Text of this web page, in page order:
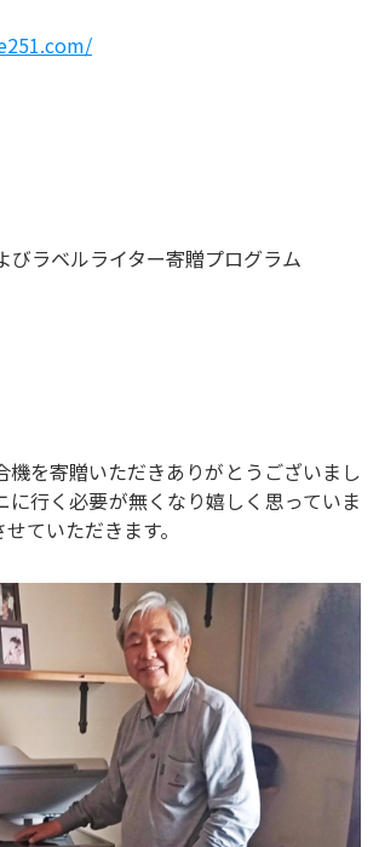
びラベルライター寄贈プログラム
機を寄贈いただきありがとうございまし
に行く必要が無くなり嬉しく思っていま
ていただきます。